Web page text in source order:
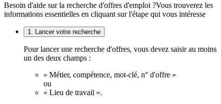
Besoin d'aide sur la recherche d'offres d'emploi ?Vous trouverez les
informations essentielles en cliquant sur l'étape qui vous intéresse
1. Lancer votre recherche
Pour lancer une recherche d'offres, vous devez saisir au moins
un des deux champs :
« Métier, compétence, mot-clé, n° d'offre »
ou
« Lieu de travail ».